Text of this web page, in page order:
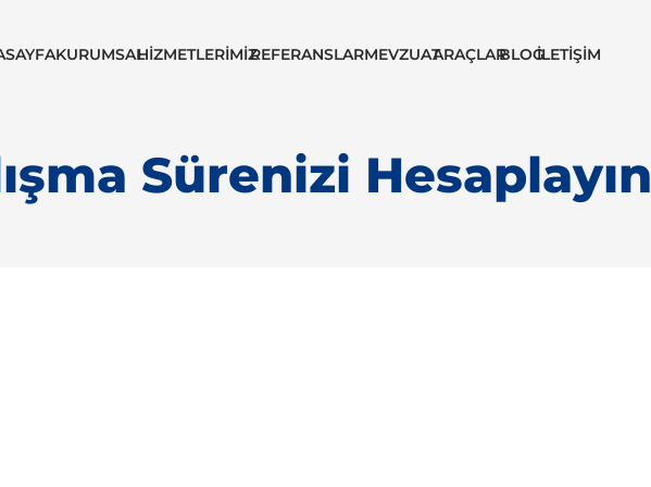
KURUMSALHIZMETLERIMIZREFERANSLARMEVZUATARAÇLARBLOGİLETIŞIM
Sürenizi Hesaplayın